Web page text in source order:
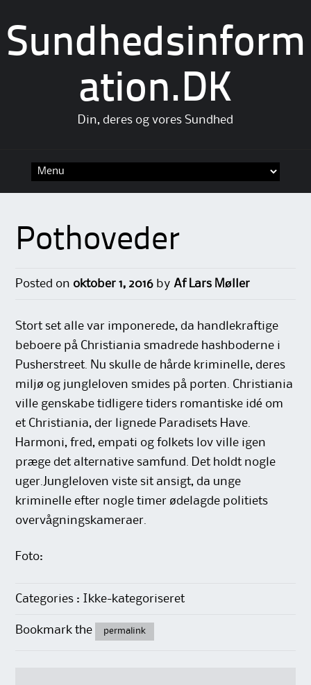
Sundhedsinform
ation.DK
Din, deres og vores Sundhed
Pothoveder
Posted on oktober 1, 2016 by Af Lars Møller
Stort set alle var imponerede, da handlekraftige
beboere på Christiania smadrede hashboderne i
Pusherstreet. Nu skulle de hårde kriminelle, deres
miljø og jungleloven smides på porten. Christiania
ville genskabe tidligere tiders romantiske idé om
et Christiania, der lignede Paradisets Have.
Harmoni, fred, empati og folkets lov ville igen
præge det alternative samfund. Det holdt nogle
uger.Jungleloven viste sit ansigt, da unge
kriminelle efter nogle timer ødelagde politiets
overvågningskameraer.
Foto:
Categories : Ikke-kategoriseret
Bookmark the permalink